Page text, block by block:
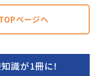
ページへ
識が1冊に！